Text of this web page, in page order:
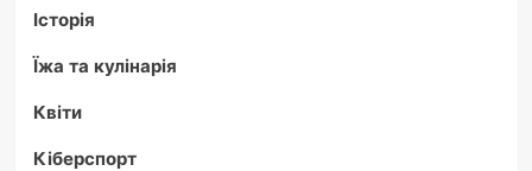
Історія
Їжа та кулінарія
Квіти
Кіберспорт